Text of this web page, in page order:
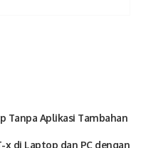
Tanpa Aplikasi Tambahan
x di Laptop dan PC dengan